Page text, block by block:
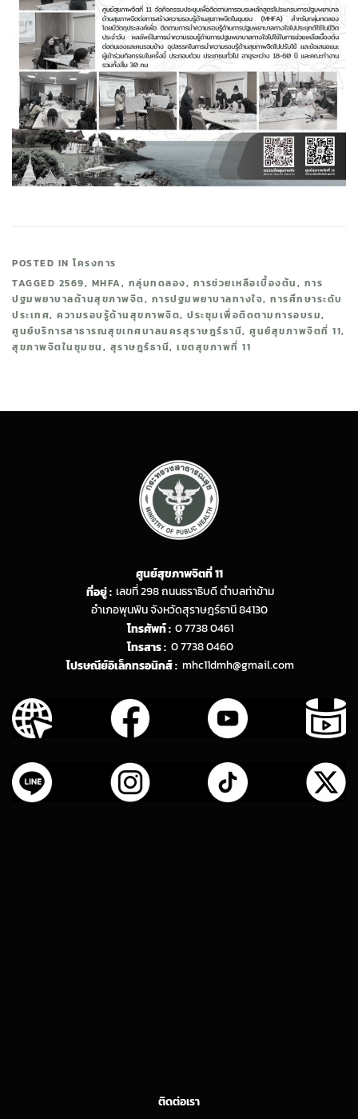
POSTED INโครงการ
TAGGED 2569, MHFA, กลุ่มทดลอง, การช่วยเหลือเบื้องต้น, การ
ปฐมพยาบาลด้านสุขภาพจิต, การปฐมพยาบาลทางใจ, การศึกษาระดับ
ประเทศ, ความรอบรู้ด้านสุขภาพจิต, ประชุมเพื่อติดตามการอบรม,
ศูนย์บริการสาธารณสุขเทศบาลนครสุราษฎร์ธานี, ศูนย์สุขภาพจิตที่ 11,
สุขภาพจิตในชุมชน, สุราษฎร์ธานี, เขตสุขภาพที่ 11
ศูนย์สุขภาพจิตที่ 11
ที่อยู่ : เลขที่ 298 ถนนธราธิบดี ตำบลท่าข้าม
อำเภอพุนพิน จังหวัดสุราษฎร์ธานี 84130
โทรศัพท์ : 0 7738 0461
โทรสาร : 0 7738 0460
ไปรษณีย์อิเล็กทรอนิกส์ : mhc11dmh@gmail.com
ติดต่อเรา